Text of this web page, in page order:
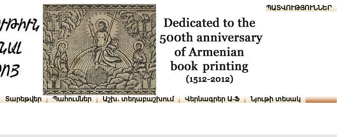
ՆԱԽԱՊԱՏՎՈՒԹՅՈՒՆՆԵՐ
Տարեթվեր Պահումներ Աշխ․ տեղաբաշխում Վերնագրեր Ա-Ֆ Նյութի տեսակ